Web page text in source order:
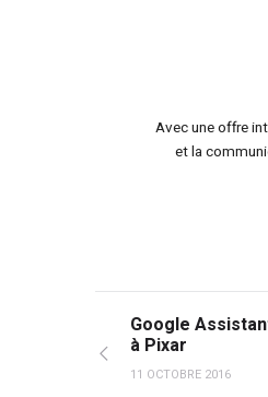
Avec une offre
et la
Google
à Pixar
11 OCTOBRE 2016